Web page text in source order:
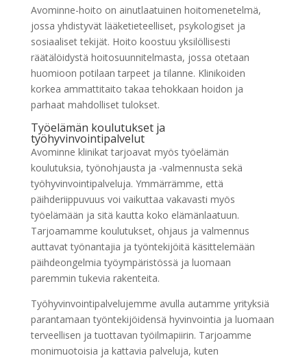
Avominne-hoito on ainutlaatuinen hoitomenetelmä,
jossa yhdistyvät lääketieteelliset, psykologiset ja
sosiaaliset tekijät. Hoito koostuu yksilöllisesti
räätälöidystä hoitosuunnitelmasta, jossa otetaan
huomioon potilaan tarpeet ja tilanne. Klinikoiden
korkea ammattitaito takaa tehokkaan hoidon ja
parhaat mahdolliset tulokset.
Työelämän koulutukset ja
työhyvinvointipalvelut
Avominne klinikat tarjoavat myös työelämän
koulutuksia, työnohjausta ja -valmennusta sekä
työhyvinvointipalveluja. Ymmärrämme, että
päihderiippuvuus voi vaikuttaa vakavasti myös
työelämään ja sitä kautta koko elämänlaatuun.
Tarjoamamme koulutukset, ohjaus ja valmennus
auttavat työnantajia ja työntekijöitä käsittelemään
päihdeongelmia työympäristössä ja luomaan
paremmin tukevia rakenteita.
Työhyvinvointipalvelujemme avulla autamme yrityksiä
parantamaan työntekijöidensä hyvinvointia ja luomaan
terveellisen ja tuottavan työilmapiirin. Tarjoamme
monimuotoisia ja kattavia palveluja, kuten